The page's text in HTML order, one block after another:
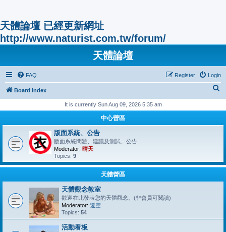
天體論壇 已經更新網址
http://www.naturist.com.tw/forum/
天體論壇
FAQ Login
Register
Board index
r
It is currently Sun Aug 09, 2026 5:35 am
中心營區
版面系統、公告
版面系統問題、建議及測試、公告
Moderator: 晴天
Topics: 9
天體營區
天體觀念教室
歡迎在此發表您的天體觀念。(非會員可閱讀)
Moderator: 還空
Topics: 54
活動看板